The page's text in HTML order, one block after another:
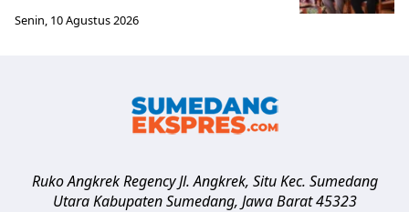
Senin, 10 Agustus 2026
Ruko Angkrek Regency Jl. Angkrek, Situ Kec. Sumedang
Utara Kabupaten Sumedang, Jawa Barat 45323